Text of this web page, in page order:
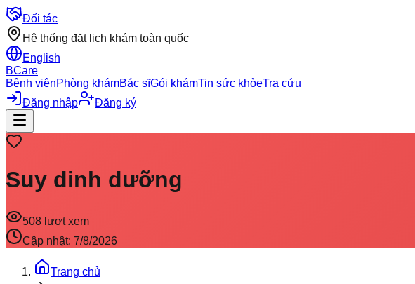
Đối tác
Hệ thống đặt lịch khám toàn quốc
English
BCare
Bệnh việnPhòng khámBác sĩGói khámTin sức khỏeTra cứu
Đăng nhập
Đăng ký
Suy dinh dưỡng
508 lượt xem
Cập nhật: 7/8/2026
Trang chủ